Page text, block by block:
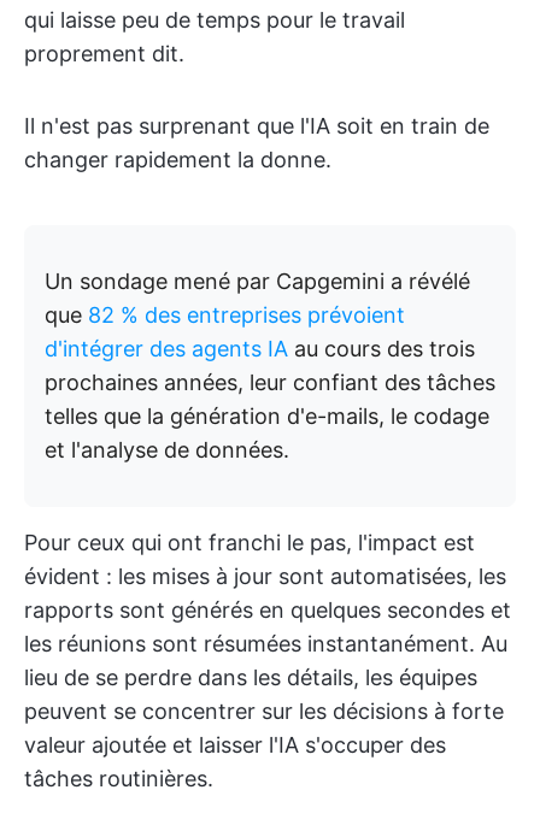
qui laisse peu de temps pour le travail
proprement dit.
Il n'est pas surprenant que l'IA soit en train de
changer rapidement la donne.
Un sondage mené par Capgemini a révélé
que 82 % des entreprises prévoient
d'intégrer des agents IA au cours des trois
prochaines années, leur confiant des tâches
telles que la génération d'e-mails, le codage
et l'analyse de données.
Pour ceux qui ont franchi le pas, l'impact est
évident : les mises à jour sont automatisées, les
rapports sont générés en quelques secondes et
les réunions sont résumées instantanément. Au
lieu de se perdre dans les détails, les équipes
peuvent se concentrer sur les décisions à forte
valeur ajoutée et laisser l'IA s'occuper des
tâches routinières.